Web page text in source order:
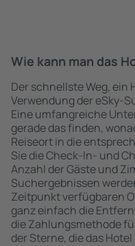
Wie kann man das
Der schnellste Weg, ein
Verwendung der eSky-
Eine umfangreiche
gerade das finden,
Reiseort in die
Sie die Check-In- und
Anzahl der Gäste und
Suchergebnissen
Zeitpunkt verfügbaren
ganz einfach die
die Zahlungsmethode
der Sterne, die das